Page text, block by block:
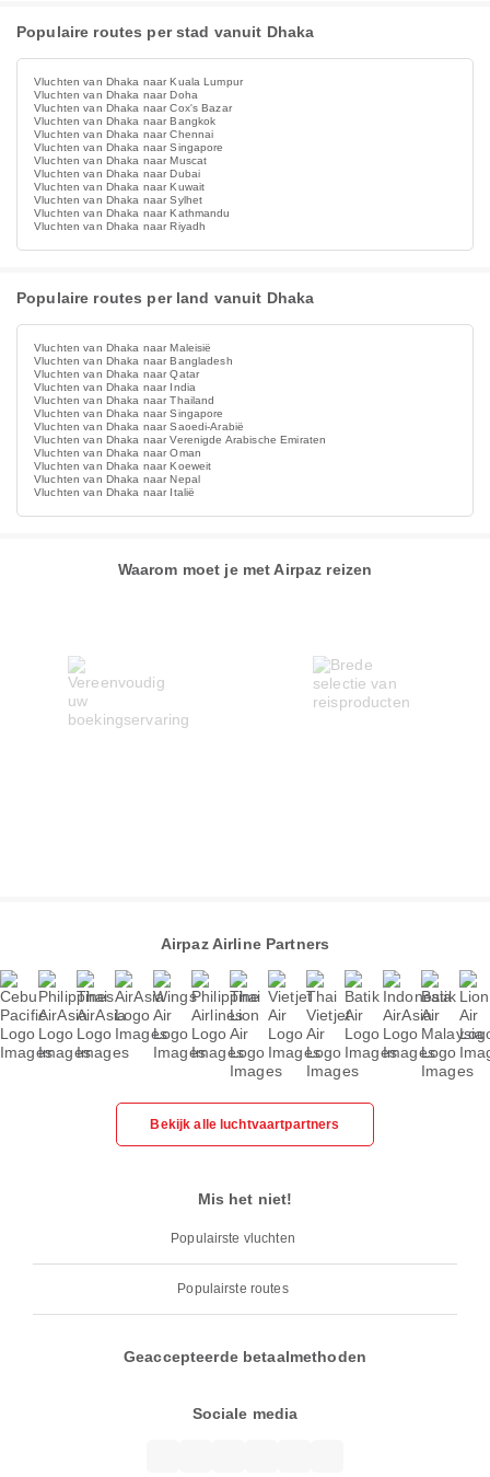
Populaire routes per stad vanuit Dhaka
Vluchten van Dhaka naar Kuala Lumpur
Vluchten van Dhaka naar Doha
Vluchten van Dhaka naar Cox's Bazar
Vluchten van Dhaka naar Bangkok
Vluchten van Dhaka naar Chennai
Vluchten van Dhaka naar Singapore
Vluchten van Dhaka naar Muscat
Vluchten van Dhaka naar Dubai
Vluchten van Dhaka naar Kuwait
Vluchten van Dhaka naar Sylhet
Vluchten van Dhaka naar Kathmandu
Vluchten van Dhaka naar Riyadh
Populaire routes per land vanuit Dhaka
Vluchten van Dhaka naar Maleisië
Vluchten van Dhaka naar Bangladesh
Vluchten van Dhaka naar Qatar
Vluchten van Dhaka naar India
Vluchten van Dhaka naar Thailand
Vluchten van Dhaka naar Singapore
Vluchten van Dhaka naar Saoedi-Arabië
Vluchten van Dhaka naar Verenigde Arabische Emiraten
Vluchten van Dhaka naar Oman
Vluchten van Dhaka naar Koeweit
Vluchten van Dhaka naar Nepal
Vluchten van Dhaka naar Italië
Waarom moet je met Airpaz reizen
Airpaz Airline Partners
Bekijk alle luchtvaartpartners
Mis het niet!
Populairste vluchten
Populairste routes
Geaccepteerde betaalmethoden
Sociale media